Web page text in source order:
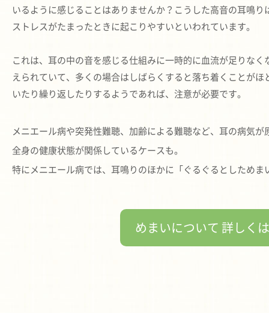
いるように感じることはありませんか？こうした高音の耳鳴り
ストレスがたまったときに起こりやすいといわれています。
これは、耳の中の音を感じる仕組みに一時的に血流が足りなく
えられていて、多くの場合はしばらくすると落ち着くことがほ
いたり繰り返したりするようであれば、注意が必要です。
メニエール病や突発性難聴、加齢による難聴など、耳の病気
全身の健康状態が関係しているケースも。
特にメニエール病では、耳鳴りのほかに「ぐるぐるとしため
めまいについて 詳しく